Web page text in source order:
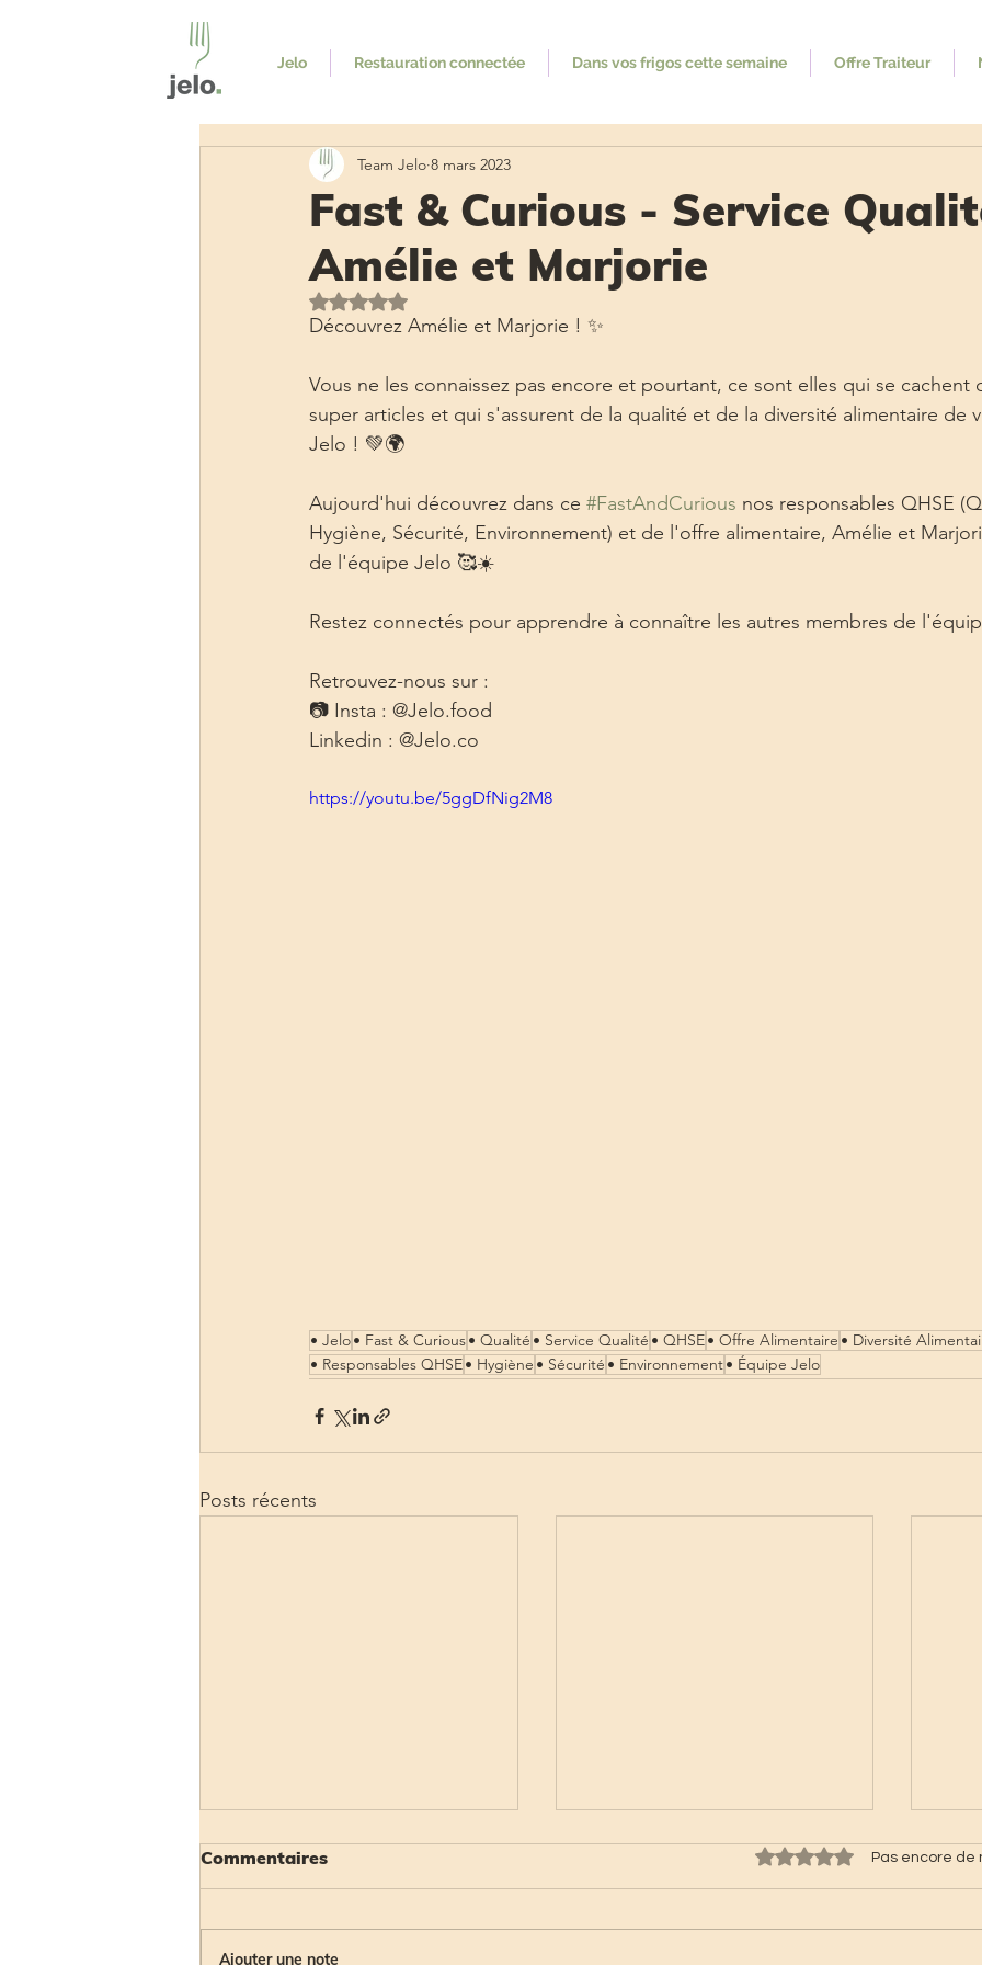
Jelo Restauration connectée Dans vos frigos cette semaine Offre Traiteur
Fast & Curious - Service
Amélie et Marjorie
Team Jelo 8 mars 2023
Noté NaN étoiles sur 5.
Découvrez Amélie et Marjorie ! ✨
Vous ne les connaissez pas encore et pourtant, ce sont elles qui se
super articles et qui s'assurent de la qualité et de la diversité alimentaire de
Jelo ! 💚🌍
Aujourd'hui découvrez dans ce #FastAndCurious nos responsables QHSE
Hygiène, Sécurité, Environnement) et de l'offre alimentaire, Amélie et
de l'équipe Jelo 🥰☀️
Restez connectés pour apprendre à connaître les autres membres de
Retrouvez-nous sur :
📷 Insta : @Jelo.food
Linkedin : @Jelo.co
https://youtu.be/5ggDfNig2M8
• Jelo• Fast & Curious• Qualité • Service Qualité • QHSE• Offre Alimentaire • Diversité
• Responsables QHSE• Hygiène • Sécurité • Environnement• Équipe Jelo
Posts récents
Commentaires Noté 0 étoile sur 5.Pas encore de
Ajouter une note